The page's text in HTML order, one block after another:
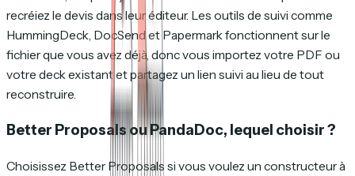
recréiez le devis dans leur éditeur. Les outils de suivi comme
HummingDeck, DocSend et Papermark fonctionnent sur le
fichier que vous avez déjà, donc vous importez votre PDF ou
votre deck existant et partagez un lien suivi au lieu de tout
reconstruire.
Better Proposals ou PandaDoc, lequel choisir ?
Choisissez Better Proposals si vous voulez un constructeur à